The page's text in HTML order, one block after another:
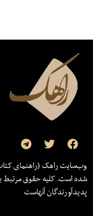
وب‌سایت راهک (راهنمای
شده است. کلیه حقوق مرتبط
پدیدآورندگان آنهاست